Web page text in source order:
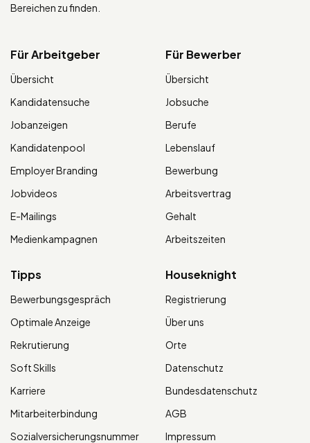
Bereichen zu finden.
Für Arbeitgeber
Übersicht
Kandidatensuche
Jobanzeigen
Kandidatenpool
Employer Branding
Jobvideos
E-Mailings
Medienkampagnen
Für Bewerber
Übersicht
Jobsuche
Berufe
Lebenslauf
Bewerbung
Arbeitsvertrag
Gehalt
Arbeitszeiten
Tipps
Bewerbungsgespräch
Optimale Anzeige
Rekrutierung
Soft Skills
Karriere
Mitarbeiterbindung
Sozialversicherungsnummer
Houseknight
Registrierung
Über uns
Orte
Datenschutz
Bundesdatenschutz
AGB
Impressum